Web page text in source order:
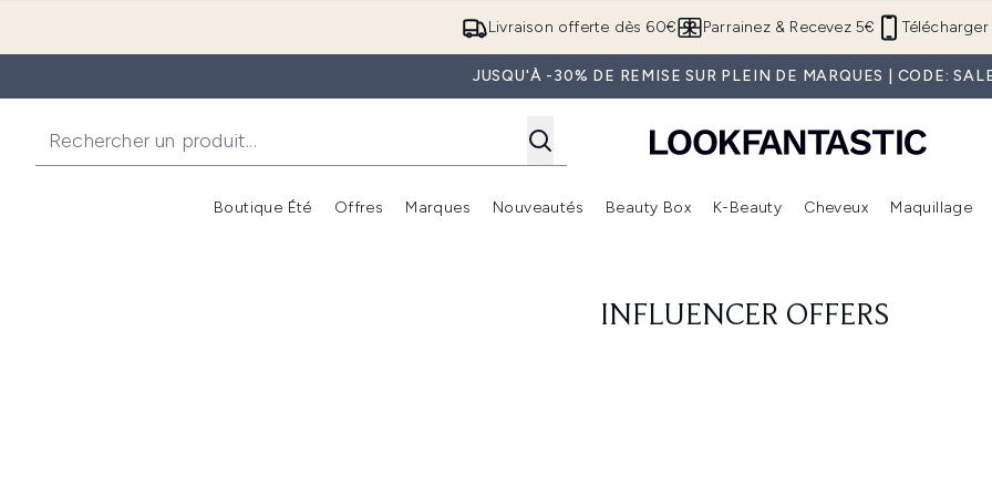
Passer au contenu principal
Livraison offerte dès 60€ Télécharger
Parrainez & Recevez 5€
JUSQU'À -30% DE REMISE SUR PLEIN DE MARQUES | CODE:
Boutique Été
Accédez au sous-menu (Boutique Été )
Offres
Accédez au sous-menu (Offres)
Marques
Accédez au sous-menu (Marques)
Nouveautés
Accédez au sous-menu (Nouveautés)
Beauty Box
Accédez au sous-menu (Beauty Box)
K-Beauty Cheveux Maquillage
INFLUENCER OFFERS